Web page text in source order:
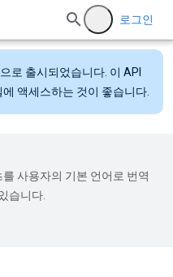
로그인
로 출시되었습니다. 이 API
액세스하는 것이 좋습니다.
사용자의 기본 언어로 번역
습니다.